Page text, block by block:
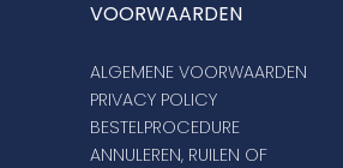
VOORWAARDEN
ALGEMENE VOORWAARDEN
PRIVACY POLICY
BESTELPROCEDURE
ANNULEREN, RUILEN OF